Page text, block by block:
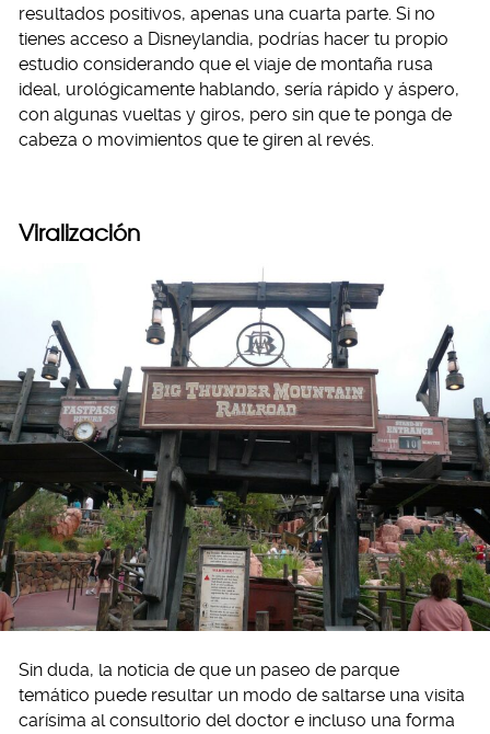
resultados positivos, apenas una cuarta parte. Si no
tienes acceso a Disneylandia, podrías hacer tu propio
estudio considerando que el viaje de montaña rusa
ideal, urológicamente hablando, sería rápido y áspero,
con algunas vueltas y giros, pero sin que te ponga de
cabeza o movimientos que te giren al revés.
Viralización
Sin duda, la noticia de que un paseo de parque
temático puede resultar un modo de saltarse una visita
carísima al consultorio del doctor e incluso una forma